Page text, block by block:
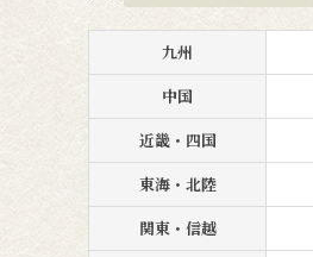
九州
中国
近畿・四国
東海・北陸
関東・信越